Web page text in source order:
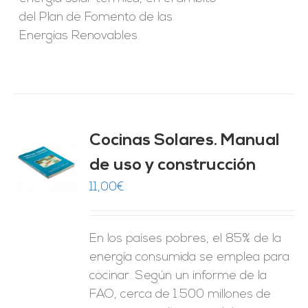
del Plan de Fomento de las
Energías Renovables.
Cocinas Solares. Manual
de uso y construcción
11,00€
En los países pobres, el 85% de la
energía consumida se emplea para
cocinar. Según un informe de la
FAO, cerca de 1.500 millones de